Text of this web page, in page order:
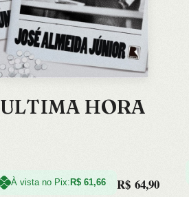
ULTIMA HORA
À vista no Pix: R$ 61,66 R$ 64,90